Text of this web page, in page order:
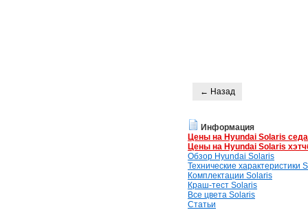
← Назад
Информация
Цены на Hyundai Solaris
Цены на Hyundai Solaris
Обзор Hyundai Solaris
Технические характеристики
Комплектации Solaris
Краш-тест Solaris
Все цвета Solaris
Статьи